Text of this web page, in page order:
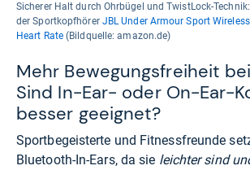
Sicherer Halt durch Ohrbügel und TwistLock-Technik:
der Sportkopfhörer JBL Under Armour Sport Wireless
Heart Rate(Bildquelle: amazon.de)
Mehr Bewegungsfreiheit
Sind In-Ear- oder On-Ear-
besser geeignet?
Sportbegeisterte und Fitnessfreunde
Bluetooth-In-Ears, da sie leichter sind